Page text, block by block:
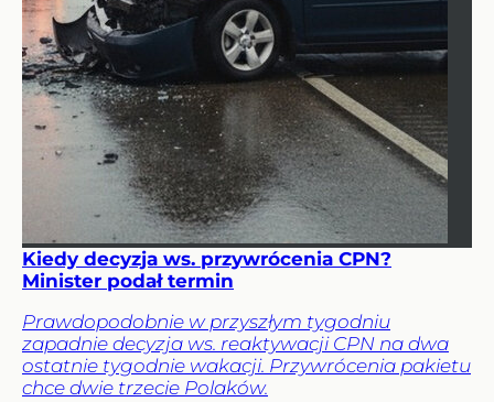
Kiedy decyzja ws. przywrócenia CPN?
Minister podał termin
Prawdopodobnie w przyszłym tygodniu
zapadnie decyzja ws. reaktywacji CPN na dwa
ostatnie tygodnie wakacji. Przywrócenia pakietu
chce dwie trzecie Polaków.